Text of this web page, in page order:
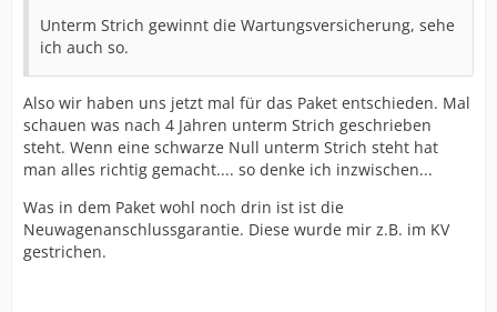
Unterm Strich gewinnt die Wartungsversicherung, sehe
ich auch so.
Also wir haben uns jetzt mal für das Paket entschieden. Mal
schauen was nach 4 Jahren unterm Strich geschrieben
steht. Wenn eine schwarze Null unterm Strich steht hat
man alles richtig gemacht.... so denke ich inzwischen...
Was in dem Paket wohl noch drin ist ist die
Neuwagenanschlussgarantie. Diese wurde mir z.B. im KV
gestrichen.